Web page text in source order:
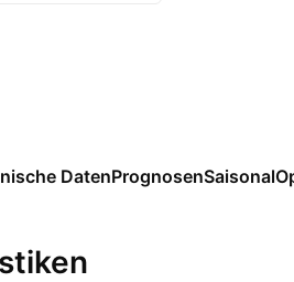
DatenPrognosenSaisonal